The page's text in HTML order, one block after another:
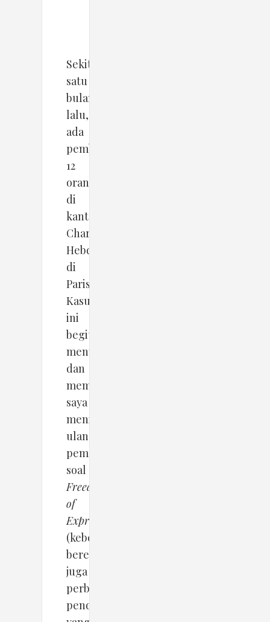
Sekitar
satu
bulan
lalu,
ada
pembunuhan
12
orang
di
kantor
Charlie
Hebdo
di
Paris.
Kasus
ini
begitu
menyentak
dan
membuat
saya
meninjau
ulang
pemahaman
soal
Freedom
of
Expression
(kebebasan
berekspresi)
juga
perbedaan
pendapat